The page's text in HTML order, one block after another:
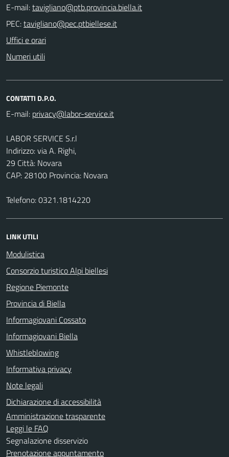
E-mail:
PEC:
Uffici e orari
Numeri utili
CONTATTI D.P.O.
E-mail:
LABOR SERVICE S.r.l
Indirizzo: via A. Righi,
29 Città: Novara
CAP: 28100 Provincia: Novara
Telefono: 0321.1814220
LINK UTILI
Modulistica
Consorzio turistico Alpi biellesi
Regione Piemonte
Provincia di Biella
Informagiovani Cossato
Informagiovani Biella
Whistleblowing
Informativa privacy
Note legali
Dichiarazione di accessibilità
Amministrazione trasparente
Leggi le FAQ
Segnalazione disservizio
Prenotazione appuntamento